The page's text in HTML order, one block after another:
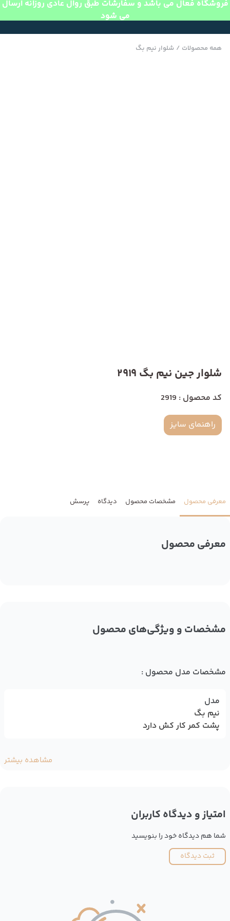
فروشگاه فعال می باشد و سفارشات طبق روال عادی روزانه ارسال
می شود
همه محصولات / شلوار نیم بگ
شلوار جین نیم بگ 2919
کد محصول : 2919
راهنمای سایز
معرفی محصول مشخصات محصول دیدگاه پرسش
معرفی محصول
مشخصات و ویژگی‌های محصول
مشخصات مدل محصول :
مدل
نیم بگ
پشت کمر کار کش دارد
مشاهده بیشتر
امتیاز و دیدگاه کاربران
شما هم دیدگاه خود را بنویسید
ثبت دیدگاه